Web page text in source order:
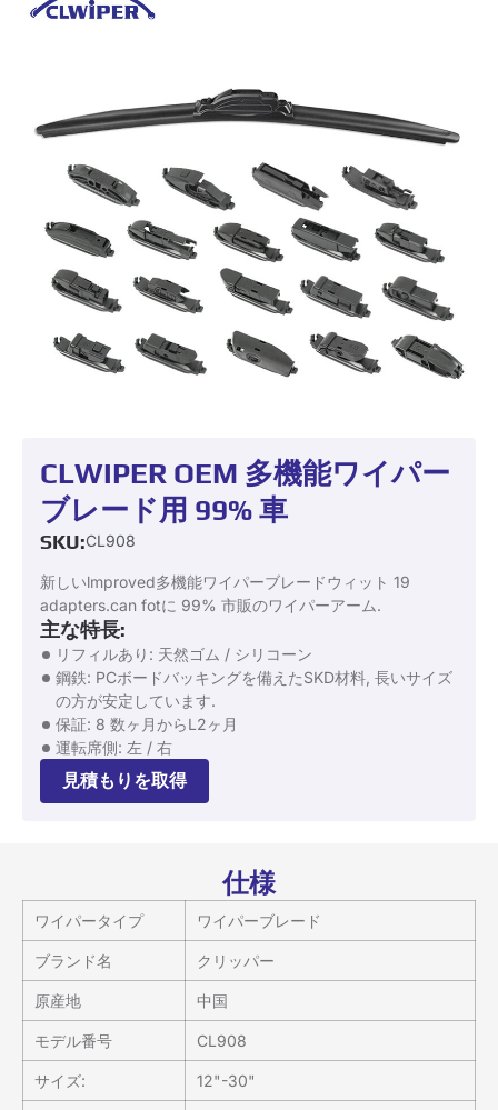
CLWIPER OEM 多機能ワイパー
ブレード用 99% 車
SKU:CL908
新しいlmproved多機能ワイパーブレードウィット 19
adapters.can fotに 99% 市販のワイパーアーム.
主な特長:
リフィルあり: 天然ゴム / シリコーン
鋼鉄: PCボードバッキングを備えたSKD材料, 長いサイズ
の方が安定しています.
保証: 8 数ヶ月からL2ヶ月
運転席側: 左 / 右
見積もりを取得
仕様
ワイパータイプ ワイパーブレード
ブランド名 クリッパー
原産地 中国
モデル番号 CL908
サイズ: 12"-30"